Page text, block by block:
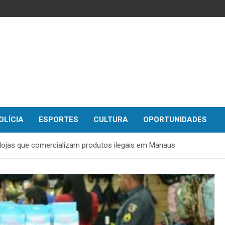
ESPORTES CULTURA OPORTUNIDADES
que comercializam produtos ilegais em Manaus